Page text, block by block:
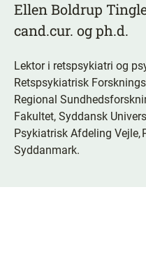
Ellen Boldrup
cand.cur. og ph.d.
Lektor i retspsykiatri og
Retspsykiatrisk
Regional
Fakultet, Syddansk
Psykiatrisk Afdeling Vejle,
Syddanmark.